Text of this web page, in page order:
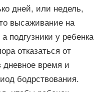
дней, или недель,
высаживание на
подгузники у ребенка
отказаться от
дневное время и
бодрствования.